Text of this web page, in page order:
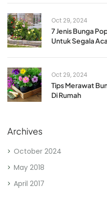
Oct 29, 2024
7 Jenis Bunga
Untuk Segala
Oct 29, 2024
Tips Merawat
Di Rumah
Archives
October 2024
May 2018
April 2017